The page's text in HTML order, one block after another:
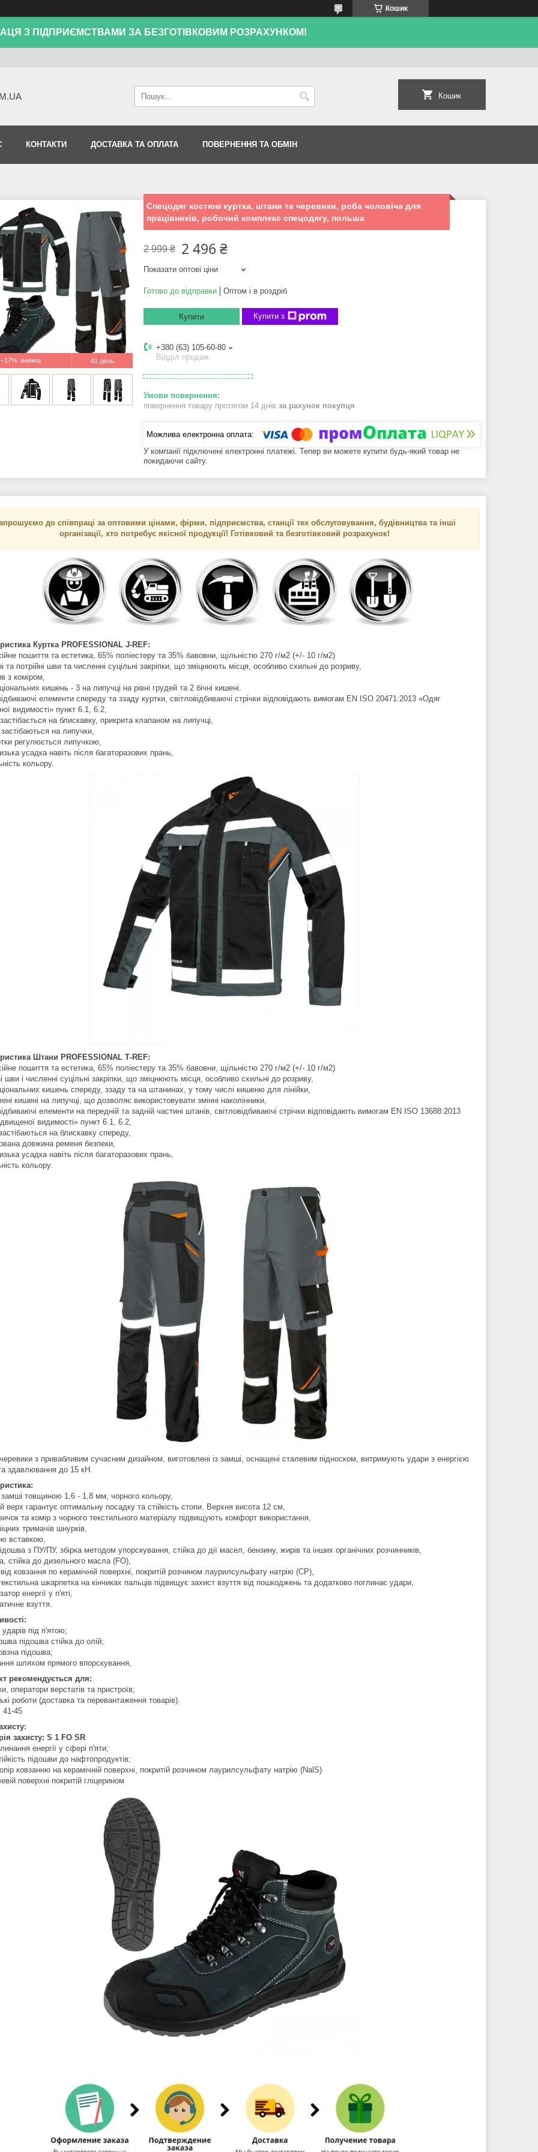
Кошик
З ПІДПРИЄМСТВАМИ ЗА БЕЗГОТІВКОВИМ РОЗРАХУНКОМ!
Кошик
КОНТАКТИ ДОСТАВКА ТА ОПЛАТА ПОВЕРНЕННЯ ТА ОБМІН
–17% 41 день
Спецодяг костюм куртка, штани та черевики, роба чоловіча для
працівників, робочий комплекс спецодягу, польша
2 999 ₴ 2 496 ₴
Показати оптові ціни
Готово до відправки Оптом і в роздріб
Купити Купити з
+380 (63) 105-60-80
Відділ продаж
повернення товару протягом 14 днів за рахунок покупця
У компанії підключені електронні платежі. Тепер ви можете купити будь-який товар не
покидаючи сайту.
до співпраці за оптовими цінами, фірми, підприємства, станції тех обслуговування, будівництва та інші
організації, хто потребує якісної продукції! Готівковий та безготівковий розрахунок!
Куртка PROFESSIONAL J-REF:
пошиття та естетика, 65% поліестеру та 35% бавовни, щільністю 270 г/м2 (+/- 10 г/м2)
та потрійні шви та численні суцільні закріпки, що зміцнюють місця, особливо схильні до розриву,
з коміром,
кишень - 3 на липучці на рівні грудей та 2 бічні кишені.
елементи спереду та ззаду куртки, світловідбиваючі стрічки відповідають вимогам EN ISO 20471:2013 «Одяг
видимості» пункт 6.1, 6.2,
на блискавку, прикрита клапаном на липучці,
на липучки,
регулюється липучкою,
усадка навіть після багаторазових прань,
кольору.
Штани PROFESSIONAL Т-REF:
пошиття та естетика, 65% поліестеру та 35% бавовни, щільністю 270 г/м2 (+/- 10 г/м2)
шви і численні суцільні закріпки, що зміцнюють місця, особливо схильні до розриву,
кишень спереду, ззаду та на штанинах, у тому числі кишеню для лінійки,
кишені на липучці, що дозволяє використовувати змінні наколінники,
елементи на передній та задній частині штанів, світловідбиваючі стрічки відповідають вимогам EN ISO 13688:2013
видимості» пункт 6.1, 6.2,
на блискавку спереду,
довжина ременя безпеки,
усадка навіть після багаторазових прань,
кольору.
з привабливим сучасним дизайном, виготовлені із замші, оснащені сталевим підноском, витримують удари з енергією
здавлювання до 15 кН.
замші товщиною 1,6 - 1,8 мм, чорного кольору,
верх гарантує оптимальну посадку та стійкість стопи. Верхня висота 12 см,
та комір з чорного текстильного матеріалу підвищують комфорт використання,
тримачів шнурків,
вставкою,
з ПУ/ПУ, збірка методом упорскування, стійка до дії масел, бензину, жирів та інших органічних розчинників,
стійка до дизельного масла (FO),
ковзання по керамічній поверхні, покритій розчином лаурилсульфату натрію (СР),
шкарпетка на кінчиках пальців підвищує захист взуття від пошкоджень та додатково поглинає удари,
енергії у п'яті,
взуття.
ударів під п'ятою;
підошва стійка до олій;
підошва;
шляхом прямого впорскування,
рекомендується для:
оператори верстатів та пристроїв;
роботи (доставка та перевантаження товарів).
41-45
захисту: S 1 FO SR
енергії у сфері п'яти;
підошви до нафтопродуктів;
ковзанню на керамічній поверхні, покритій розчином лаурилсульфату натрію (NalS)
поверхні покритій гліцерином